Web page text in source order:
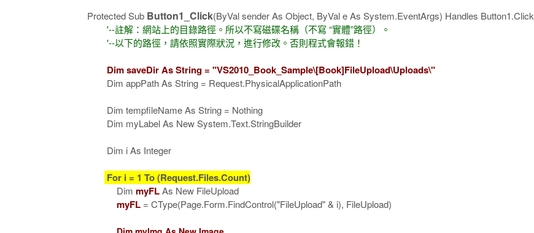
Protected Sub Button1_Click(ByVal sender As Object, ByVal e As System.EventArgs) Handles Button1.Click
'--註解：網站上的目錄路徑。所以不寫磁碟名稱（不寫 “實體”路徑）。
'--以下的路徑，請依照實際狀況，進行修改。否則程式會報錯！
Dim saveDir As String = "VS2010_Book_Sample\[Book]FileUpload\Uploads\"
Dim appPath As String = Request.PhysicalApplicationPath
Dim tempfileName As String = Nothing
Dim myLabel As New System.Text.StringBuilder
Dim i As Integer
For i = 1 To (Request.Files.Count)
Dim myFLAs New FileUpload
myFL = CType(Page.Form.FindControl("FileUpload" & i), FileUpload)